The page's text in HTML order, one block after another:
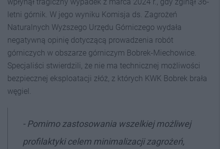
letni górnik. W jego wyniku Komisja ds. Zagrożeń
Naturalnych Wyższego Urzędu Górniczego wydała
negatywną opinię dotyczącą prowadzenia robót
górniczych w obszarze górniczym Bobrek-Miechowice.
Specjaliści stwierdzili, że nie ma technicznej możliwości
bezpiecznej eksploatacji złóż, z których KWK Bobrek brała
węgiel.
- Pomimo zastosowania wszelkiej możliwej
profilaktyki celem minimalizacji zagrożeń,